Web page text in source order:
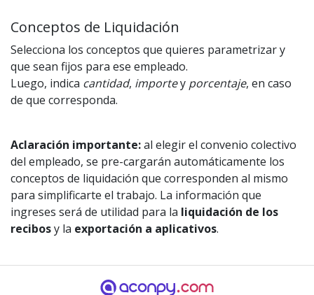
Conceptos de Liquidación
Selecciona los conceptos que quieres parametrizar y
que sean fijos para ese empleado.
Luego, indica cantidad, importey porcentaje, en caso
de que corresponda.
Aclaración importante:al elegir el convenio colectivo
del empleado, se pre-cargarán automáticamente los
conceptos de liquidación que corresponden al mismo
para simplificarte el trabajo. La información que
ingreses será de utilidad para la liquidación de los
recibosy la exportación a aplicativos.